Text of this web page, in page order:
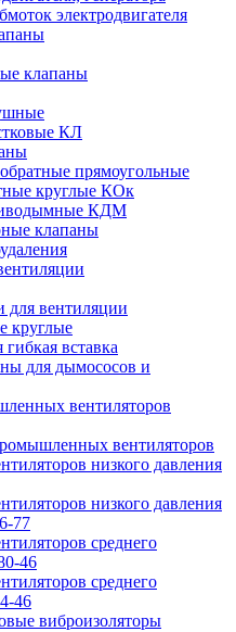
электродвигателя
клапаны
КЛ
прямоугольные
круглые КОк
КДМ
клапаны
для вентиляции
круглые
вставка
для дымососов и
вентиляторов
вентиляторов
низкого давления
низкого давления
77
среднего
46
среднего
46
виброизоляторы